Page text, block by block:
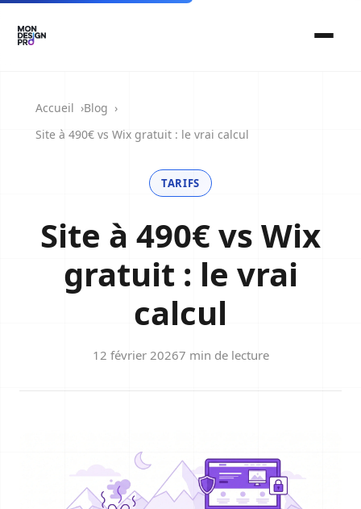
Accueil
Blog
Site à 490€ vs Wix gratuit : le vrai calcul
TARIFS
Site à 490€ vs Wix
gratuit : le vrai
calcul
12 février 20267 min de lecture